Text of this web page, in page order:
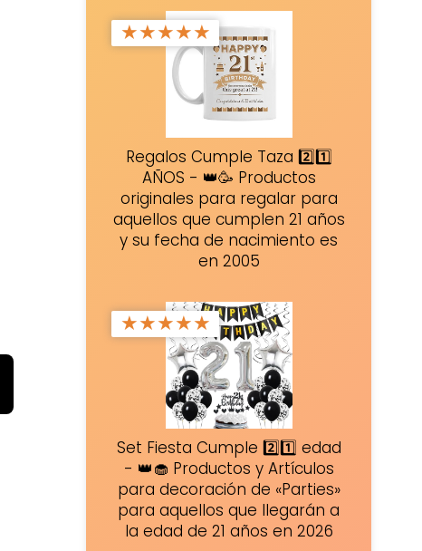
★★★★★
Regalos Cumple Taza 2️⃣1️⃣
AÑOS - 👑🥳 Productos
originales para regalar para
aquellos que cumplen 21 años
y su fecha de nacimiento es
en 2005
★★★★★
Set Fiesta Cumple 2️⃣1️⃣ edad
- 👑🧁 Productos y Artículos
para decoración de «Parties»
para aquellos que llegarán a
la edad de 21 años en 2026